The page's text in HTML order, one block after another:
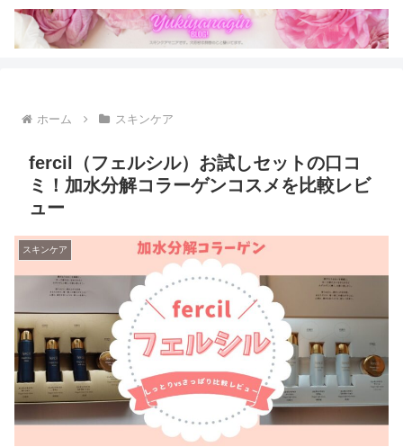
ホーム スキンケア
fercil（フェルシル）お試しセットの口コ
ミ！加水分解コラーゲンコスメを比較レビ
ュー
スキンケア